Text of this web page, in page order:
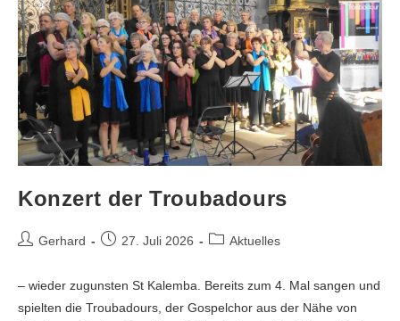
Konzert der Troubadours
Gerhard 27. Juli 2026 Aktuelles
– wieder zugunsten St Kalemba. Bereits zum 4. Mal sangen und
spielten die Troubadours, der Gospelchor aus der Nähe von